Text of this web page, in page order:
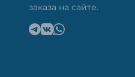
заказа на сайте.